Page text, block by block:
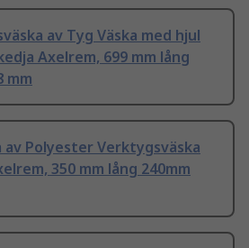
av Tyg Väska med hjul
Axelrem, 699 mm lång
mm
av Polyester Verktygsväska
350 mm lång 240mm